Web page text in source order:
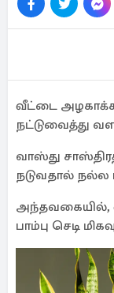
வீட்டை அழகாக்க
நட்டுவைத்து
வாஸ்து
நடுவதால்
அந்தவகையில்,
பாம்பு செடி